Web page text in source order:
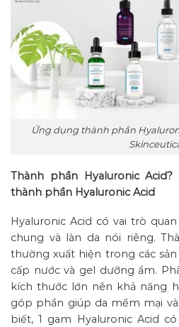
Ứng dụng thành phần
Thành phần Hyaluronic
thành phần Hyaluronic Acid
Hyaluronic Acid có vai trò
chung và làn da nói riêng.
thường xuất hiện trong các
cấp nước và gel dưỡng ẩm.
kích thước lớn nên khả năng
góp phần giúp da mềm mại
biết, 1 gam Hyaluronic Acid